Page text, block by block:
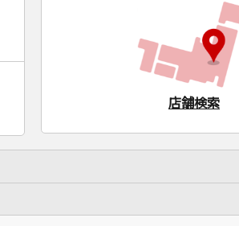
店舗検索